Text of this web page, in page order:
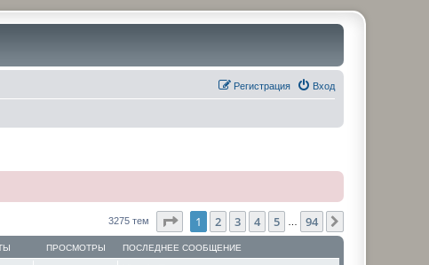
Вход
Регистрация
3275 тем Страница1 из 94
1 2 3 4 5 94
ПРОСМОТРЫ ПОСЛЕДНЕЕ СООБЩЕНИЕ